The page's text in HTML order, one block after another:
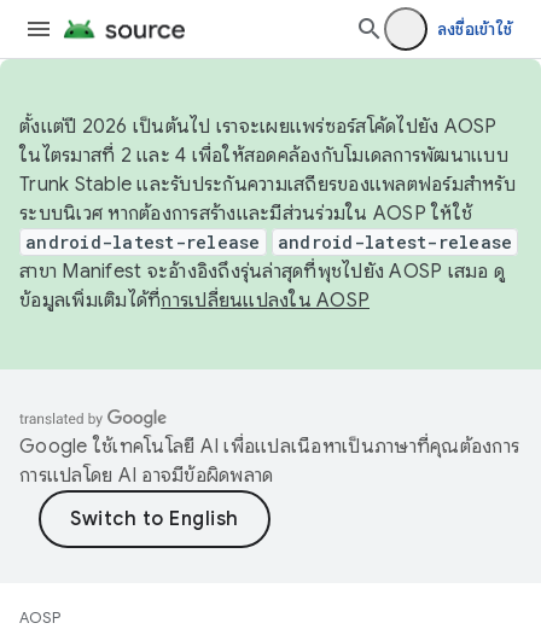
ลงชื่อเข้าใช้
ตั้งแต่ปี 2026 เป็นต้นไป เราจะเผยแพร่ซอร์สโค้ดไปยัง AOSP
ในไตรมาสที่ 2 และ 4 เพื่อให้สอดคล้องกับโมเดลการพัฒนาแบบ
Trunk Stable และรับประกันความเสถียรของแพลตฟอร์มสำหรับ
ระบบนิเวศ หากต้องการสร้างและมีส่วนร่วมใน AOSP ให้ใช้
android-latest-release android-latest-release
สาขา Manifest จะอ้างอิงถึงรุ่นล่าสุดที่พุชไปยัง AOSP เสมอ ดู
ข้อมูลเพิ่มเติมได้ที่การเปลี่ยนแปลงใน AOSP
Google ใช้เทคโนโลยี AI เพื่อแปลเนื้อหาเป็นภาษาที่คุณต้องการ
การแปลโดย AI อาจมีข้อผิดพลาด
AOSP